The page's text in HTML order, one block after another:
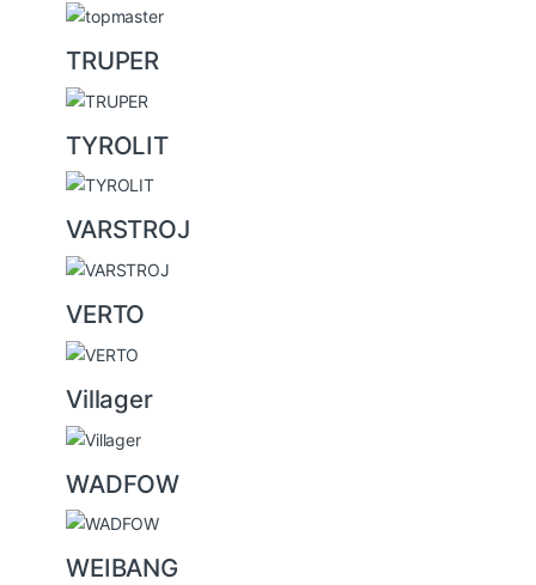
TRUPER
TYROLIT
VARSTROJ
VERTO
Villager
WADFOW
WEIBANG